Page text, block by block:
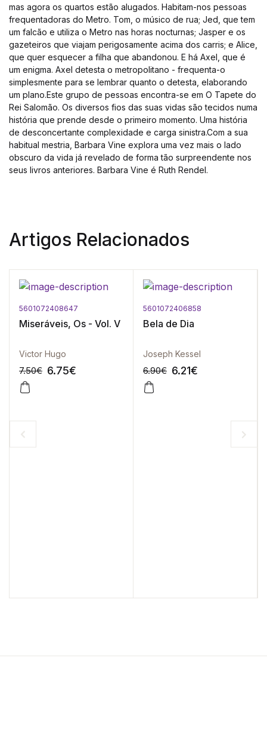
mas agora os quartos estão alugados. Habitam-nos pessoas
frequentadoras do Metro. Tom, o músico de rua; Jed, que tem
um falcão e utiliza o Metro nas horas nocturnas; Jasper e os
gazeteiros que viajam perigosamente acima dos carris; e Alice,
que quer esquecer a filha que abandonou. E há Axel, que é
um enigma. Axel detesta o metropolitano - frequenta-o
simplesmente para se lembrar quanto o detesta, elaborando
um plano.Este grupo de pessoas encontra-se em O Tapete do
Rei Salomão. Os diversos fios das suas vidas são tecidos numa
história que prende desde o primeiro momento. Uma história
de desconcertante complexidade e carga sinistra.Com a sua
habitual mestria, Barbara Vine explora uma vez mais o lado
obscuro da vida já revelado de forma tão surpreendente nos
seus livros anteriores. Barbara Vine é Ruth Rendel.
Artigos Relacionados
5601072408647
Miseráveis, Os - Vol. V
Victor Hugo
7.50€ 6.75€
-10%
5601072406858
Bela de Dia
Joseph Kessel
6.90€ 6.21€